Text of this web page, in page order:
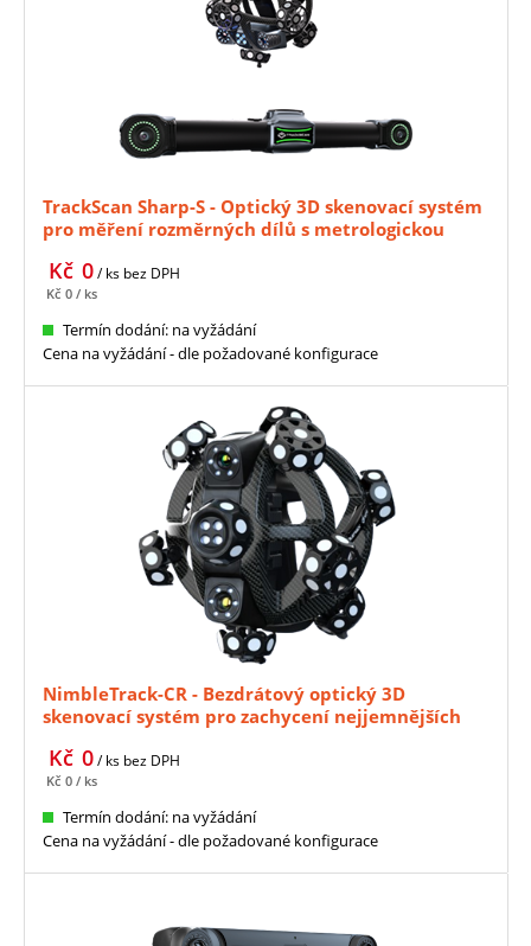
TrackScan Sharp-S - Optický 3D skenovací systém
pro měření rozměrných dílů s metrologickou
0
Kč / ks bez DPH
0
Kč / ks
Termín dodání: na vyžádání
Cena na vyžádání - dle požadované konfigurace
NimbleTrack-CR - Bezdrátový optický 3D
skenovací systém pro zachycení nejjemnějších
0
Kč / ks bez DPH
0
Kč / ks
Termín dodání: na vyžádání
Cena na vyžádání - dle požadované konfigurace